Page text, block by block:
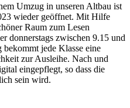
Umzug in unseren Altbau ist
wieder geöffnet. Mit Hilfe
Raum zum Lesen
donnerstags zwischen 9.15 und
jede Klasse eine
zur Ausleihe. Nach und
eingepflegt, so dass die
sein wird.